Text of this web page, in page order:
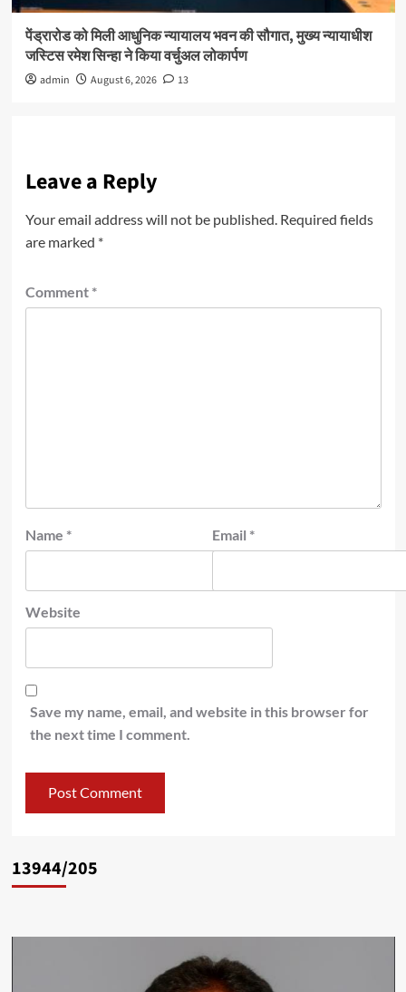
पेंड्रारोड को मिली आधुनिक न्यायालय भवन की सौगात, मुख्य न्यायाधीश
जस्टिस रमेश सिन्हा ने किया वर्चुअल लोकार्पण
admin August 6, 2026 13
Leave a Reply
Your email address will not be published. Required fields
are marked *
Comment *
Name * Email *
Website
Save my name, email, and website in this browser for
the next time I comment.
13944/205